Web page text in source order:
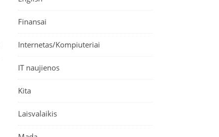
Finansai
Internetas/Kompiuteriai
IT naujienos
Kita
Laisvalaikis